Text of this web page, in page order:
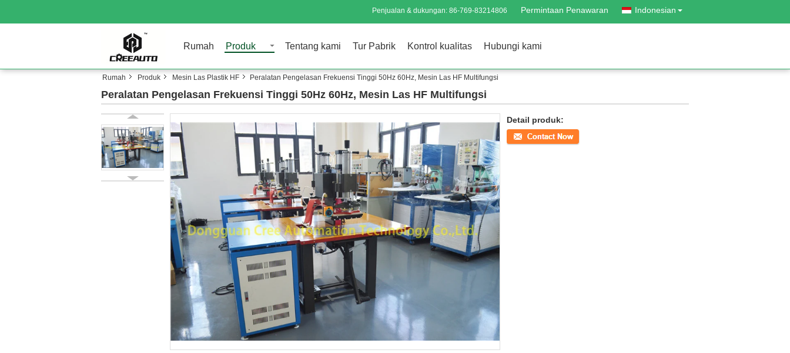
Penjualan & dukungan: 86-769-83214806 Permintaan Penawaran Indonesian
Rumah Produk Tentang kami Tur Pabrik Kontrol kualitas Hubungi kami
Rumah Produk Mesin Las Plastik HF Peralatan Pengelasan Frekuensi Tinggi 50Hz 60Hz, Mesin Las HF Multifungsi
Peralatan Pengelasan Frekuensi Tinggi 50Hz 60Hz, Mesin Las HF Multifungsi
Detail produk:
Kontak